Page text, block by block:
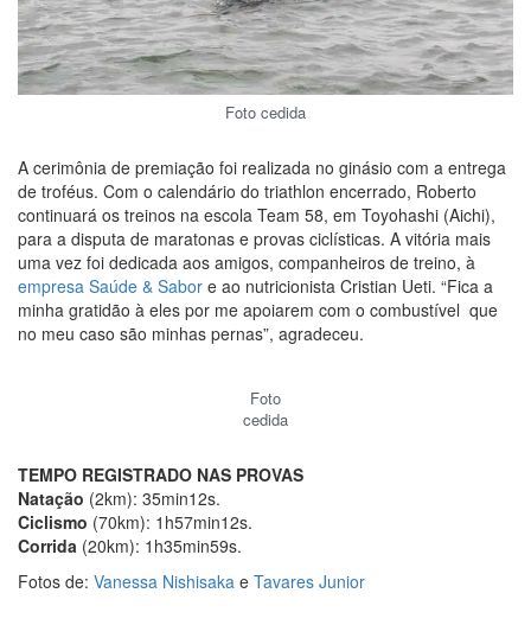
Foto cedida
A cerimônia de premiação foi realizada no ginásio com a entrega
de troféus. Com o calendário do triathlon encerrado, Roberto
continuará os treinos na escola Team 58, em Toyohashi (Aichi),
para a disputa de maratonas e provas ciclísticas. A vitória mais
uma vez foi dedicada aos amigos, companheiros de treino, à
empresa Saúde & Sabor e ao nutricionista Cristian Ueti. “Fica a
minha gratidão à eles por me apoiarem com o combustível que
no meu caso são minhas pernas”, agradeceu.
Foto
cedida
TEMPO REGISTRADO NAS PROVAS
Natação (2km): 35min12s.
Ciclismo (70km): 1h57min12s.
Corrida (20km): 1h35min59s.
Fotos de: Vanessa Nishisaka e Tavares Junior